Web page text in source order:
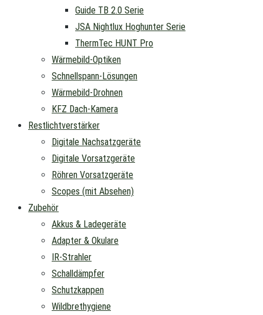
Guide TB 2.0 Serie
JSA Nightlux Hoghunter Serie
ThermTec HUNT Pro
Wärmebild-Optiken
Schnellspann-Lösungen
Wärmebild-Drohnen
KFZ Dach-Kamera
Restlichtverstärker
Digitale Nachsatzgeräte
Digitale Vorsatzgeräte
Röhren Vorsatzgeräte
Scopes (mit Absehen)
Zubehör
Akkus & Ladegeräte
Adapter & Okulare
IR-Strahler
Schalldämpfer
Schutzkappen
Wildbrethygiene